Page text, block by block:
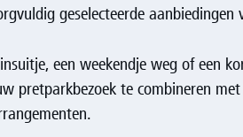
geselecteerde
een weekendje weg of een
pretparkbezoek te combineren